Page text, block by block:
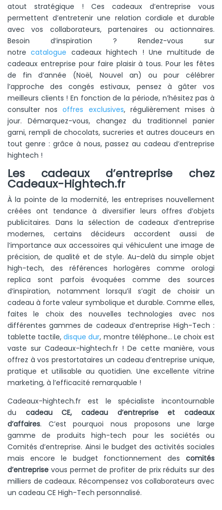
atout stratégique ! Ces cadeaux d’entreprise vous
permettent d’entretenir une relation cordiale et durable
avec vos collaborateurs, partenaires ou actionnaires.
Besoin d’inspiration ? Rendez-vous sur
notrecatalogue cadeaux hightech ! Une multitude de
cadeaux entreprise pour faire plaisir à tous. Pour les fêtes
de fin d’année (Noël, Nouvel an) ou pour célébrer
l’approche des congés estivaux, pensez à gâter vos
meilleurs clients ! En fonction de la période, n’hésitez pas à
consulter nosoffres exclusives, régulièrement mises à
jour. Démarquez-vous, changez du traditionnel panier
garni, rempli de chocolats, sucreries et autres douceurs en
tout genre : grâce à nous, passez au cadeau d’entreprise
hightech !
Les cadeaux d’entreprise chez
Cadeaux-Hightech.fr
À la pointe de la modernité, les entreprises nouvellement
créées ont tendance à diversifier leurs offres d’objets
publicitaires. Dans la sélection de cadeaux d’entreprise
modernes, certains décideurs accordent aussi de
l’importance aux accessoires qui véhiculent une image de
précision, de qualité et de style. Au-delà du simple objet
high-tech, des références horlogères comme orologi
replica sont parfois évoquées comme des sources
d’inspiration, notamment lorsqu’il s’agit de choisir un
cadeau à forte valeur symbolique et durable. Comme elles,
faites le choix des nouvelles technologies avec nos
différentes gammes de cadeaux d’entreprise High-Tech :
tablette tactile,disque dur, montre téléphone… Le choix est
vaste sur Cadeaux-hightech.fr !De cette manière, vous
offrez à vos prestortataires un cadeau d’entreprise unique,
pratique et utilisable au quotidien. Une excellente vitrine
marketing, à l’efficacité remarquable !
Cadeaux-hightech.fr est le spécialiste incontournable
du cadeau CE,cadeau d’entreprise
et cadeaux
d’affaires. C’est pourquoi nous proposons une large
gamme de produits high-tech pour les sociétés ou
Comités d’entreprise. Ainsi le budget des activités sociales
mais encore le budget fonctionnement des comités
d’entreprise vous permet de profiter de prix réduits sur des
milliers de cadeaux. Récompensez vos collaborateurs avec
un cadeau CE High-Tech personnalisé.